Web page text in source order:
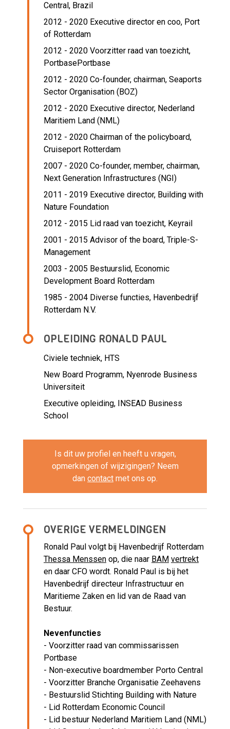
Central, Brazil
2012 - 2020 Executive director en coo, Port
of Rotterdam
2012 - 2020 Voorzitter raad van toezicht,
PortbasePortbase
2012 - 2020 Co-founder, chairman, Seaports
Sector Organisation (BOZ)
2012 - 2020 Executive director, Nederland
Maritiem Land (NML)
2012 - 2020 Chairman of the policyboard,
Cruiseport Rotterdam
2007 - 2020 Co-founder, member, chairman,
Next Generation Infrastructures (NGI)
2011 - 2019 Executive director, Building with
Nature Foundation
2012 - 2015 Lid raad van toezicht, Keyrail
2001 - 2015 Advisor of the board, Triple-S-
Management
2003 - 2005 Bestuurslid, Economic
Development Board Rotterdam
1985 - 2004 Diverse functies, Havenbedrijf
Rotterdam N.V.
OPLEIDING RONALD PAUL
Civiele techniek, HTS
New Board Programm, Nyenrode Business
Universiteit
Executive opleiding, INSEAD Business
School
Is dit uw profiel en heeft u vragen,
opmerkingen of wijzigingen? Neem
dan contact met ons op.
OVERIGE VERMELDINGEN
Ronald Paul volgt bij Havenbedrijf Rotterdam
Thessa Menssen op, die naar BAM vertrekt
en daar CFO wordt. Ronald Paul is bij het
Havenbedrijf directeur Infrastructuur en
Maritieme Zaken en lid van de Raad van
Bestuur.
Nevenfuncties
- Voorzitter raad van commissarissen
Portbase
- Non-executive boardmember Porto Central
- Voorzitter Branche Organisatie Zeehavens
- Bestuurslid Stichting Building with Nature
- Lid Rotterdam Economic Council
- Lid bestuur Nederland Maritiem Land (NML)